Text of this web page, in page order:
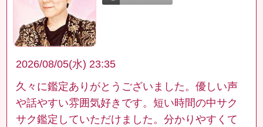
2026/08/05(水) 23:35
久々に鑑定ありがとうございました。優しい声
や話やすい雰囲気好きです。短い時間の中サク
サク鑑定していただけました。分かりやすくて